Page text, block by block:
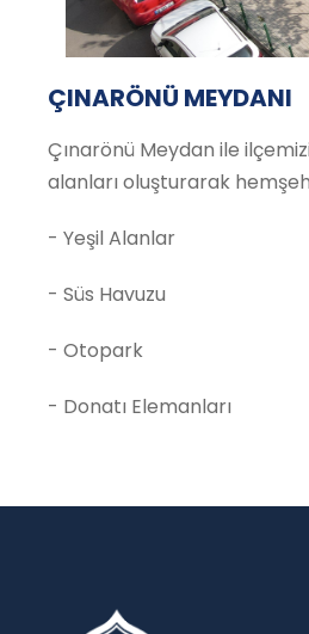
ÇINARÖNÜ MEYDANI
Çınarönü Meydan ile
alanları oluşturarak
- Yeşil Alanlar
- Süs Havuzu
- Otopark
- Donatı Elemanları